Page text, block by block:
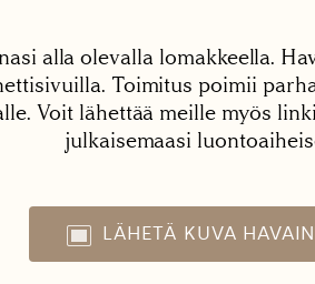
alla olevalla lomakkeella.
Toimitus poimii
Voit lähettää meille myös
julkaisemaasi
LÄHETÄ KUVA